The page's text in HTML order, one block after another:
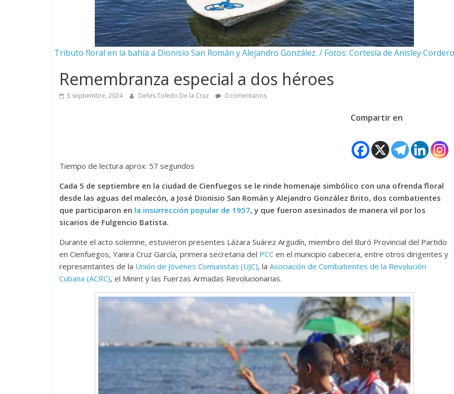
Tributo floral en la bahía a Dionisio San Román y Alejandro González. / Fotos: Cortesía de Anisley Cordero
Remembranza especial a dos héroes
5 septiembre, 2024 Delvis Toledo De la Cruz 0 comentarios
Compartir en
Tiempo de lectura aprox: 57 segundos
Cada 5 de septiembre en la ciudad de Cienfuegos se le rinde homenaje simbólico con una ofrenda floral
desde las aguas del malecón, a José Dionisio San Román y Alejandro González Brito, dos combatientes
que participaron en la insurrección popular de 1957, y que fueron asesinados de manera vil por los
sicarios de Fulgencio Batista.
Durante el acto solemne, estuvieron presentes Lázara Suárez Argudín, miembro del Buró Provincial del Partido
en Cienfuegos, Yanira Cruz García, primera secretaria del PCC en el municipio cabecera, entre otros dirigentes y
representantes de la Unión de Jóvenes Comunistas (UJC), la Asociación de Combatientes de la Revolución
Cubana (ACRC), el Minint y las Fuerzas Armadas Revolucionarias.